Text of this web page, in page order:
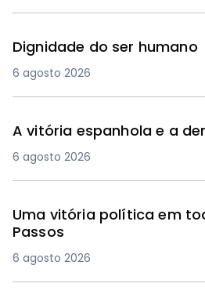
Dignidade do ser humano
6 agosto 2026
A vitória espanhola e a
6 agosto 2026
Uma vitória política em
Passos
6 agosto 2026